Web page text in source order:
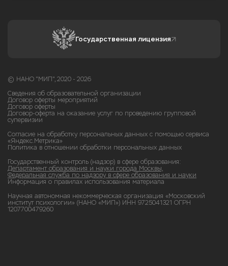
Государственная лицензия
© НАНО "МИП", 2020 - 2026
Сведения об образовательной организации
Договор оферты мероприятий
Договор оферты
Договор-оферта на оказание услуг по проведению групповой
супервизии
Согласие на обработку персональных данных с помощью сервиса
«Яндекс.Метрика»
Политика в отношении обработки персональных данных
Государственный контроль (надзор) в сфере образования:
Департамент образования и науки города Москвы,
Федеральная служба по надзору в сфере образования и науки
Информация о правилах использования материала
Научная автономная некоммерческая организация «Московский
институт психологии» (НАНО «МИП») ИНН 9725041321 ОГРН
1207700479260